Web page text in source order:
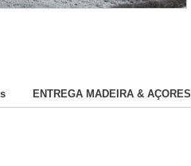
ENTREGA MADEIRA & AÇORES